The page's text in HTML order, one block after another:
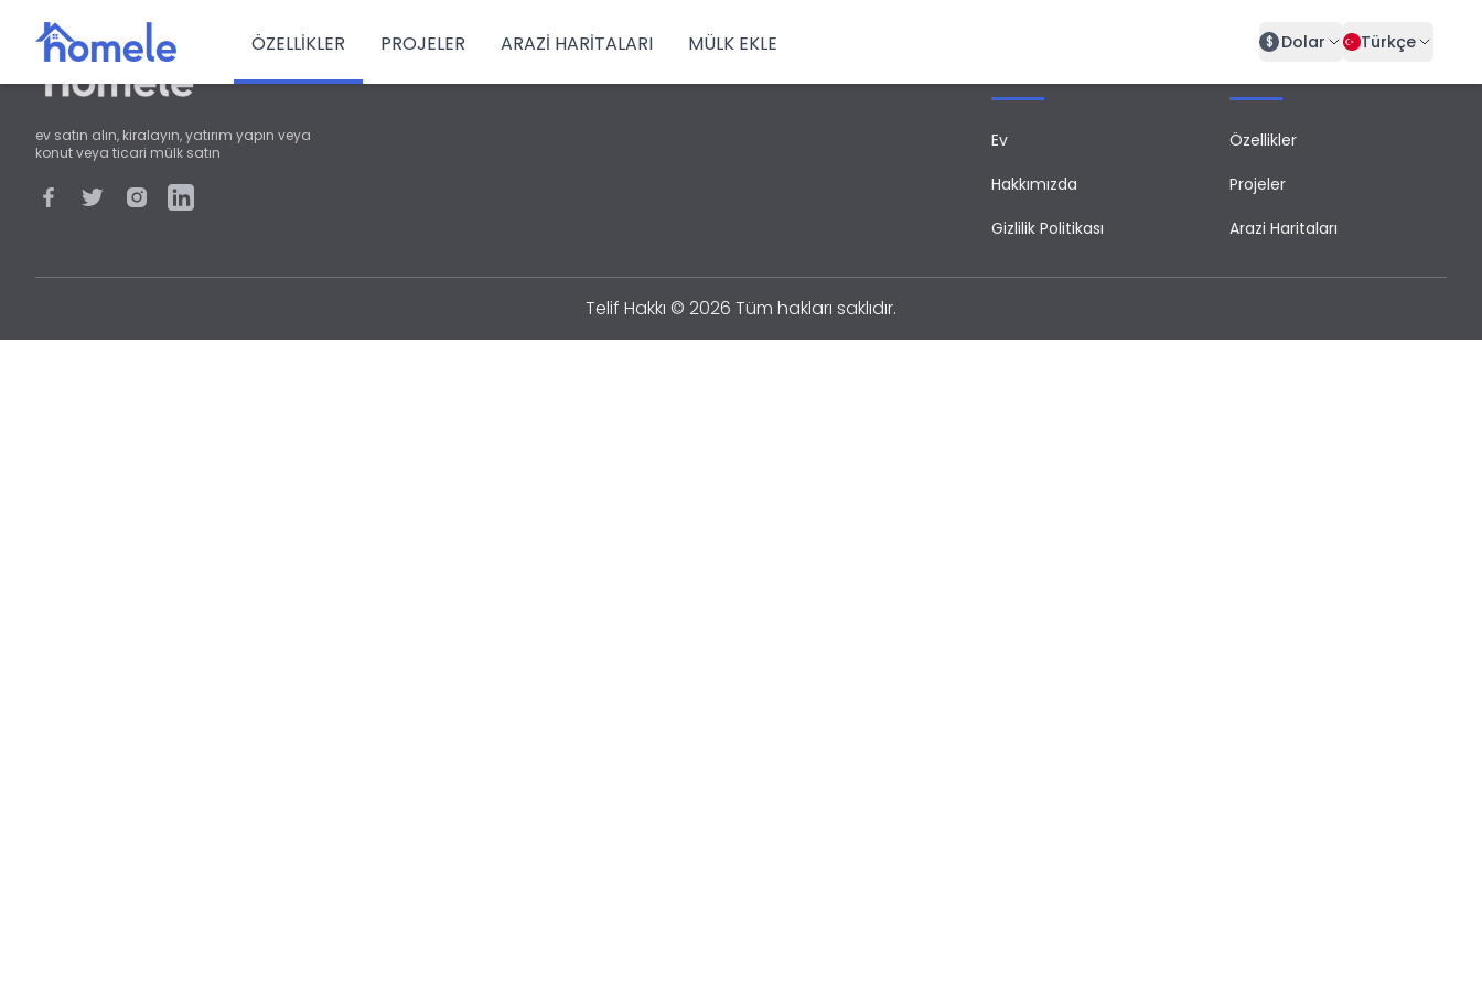
ÖZELLIKLER PROJELER ARAZI HARITALARI MÜLK EKLE $ Dolar Türkçe
ev satın alın, kiralayın, yatırım yapın veya
konut veya ticari mülk satın
Ev
Hakkımızda
Gizlilik Politikası
Özellikler
Projeler
Arazi Haritaları
Telif Hakkı © 2026 Tüm hakları saklıdır.